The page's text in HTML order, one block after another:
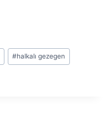
#halkalı gezegen